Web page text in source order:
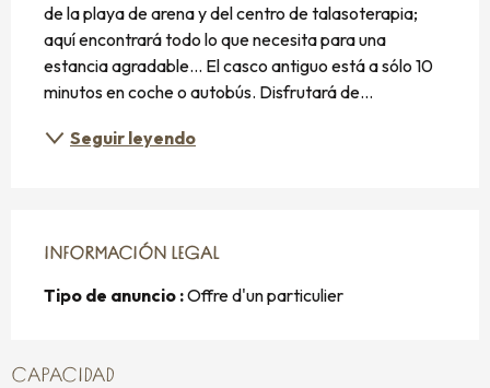
de la playa de arena y del centro de talasoterapia;
aquí encontrará todo lo que necesita para una
estancia agradable... El casco antiguo está a sólo 10
minutos en coche o autobús. Disfrutará de...
Seguir leyendo
INFORMACIÓN LEGAL
INFORMACIÓN LEGAL
Tipo de anuncio :Offre d'un particulier
CAPACIDAD